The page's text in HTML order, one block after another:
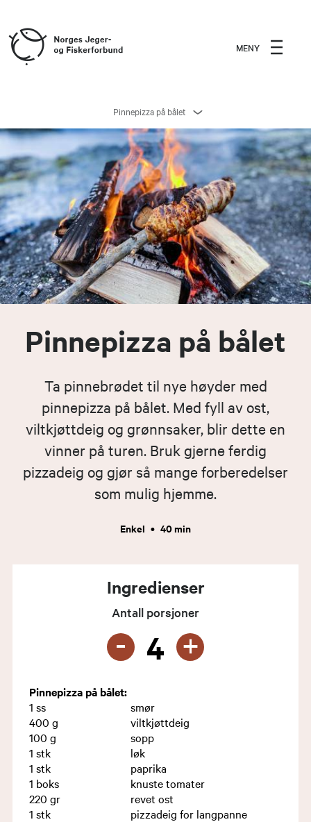
MENY
Pinnepizza på bålet
Pinnepizza på bålet
Ta pinnebrødet til nye høyder med
pinnepizza på bålet. Med fyll av ost,
viltkjøttdeig og grønnsaker, blir dette en
vinner på turen. Bruk gjerne ferdig
pizzadeig og gjør så mange forberedelser
som mulig hjemme.
Enkel • 40 min
Ingredienser
Antall porsjoner
- 4 +
Pinnepizza på bålet:
1 ss
smør
400 g
viltkjøttdeig
100 g
sopp
1 stk
løk
1 stk
paprika
1 boks
knuste tomater
220 gr
revet ost
1 stk pizzadeig for langpanne